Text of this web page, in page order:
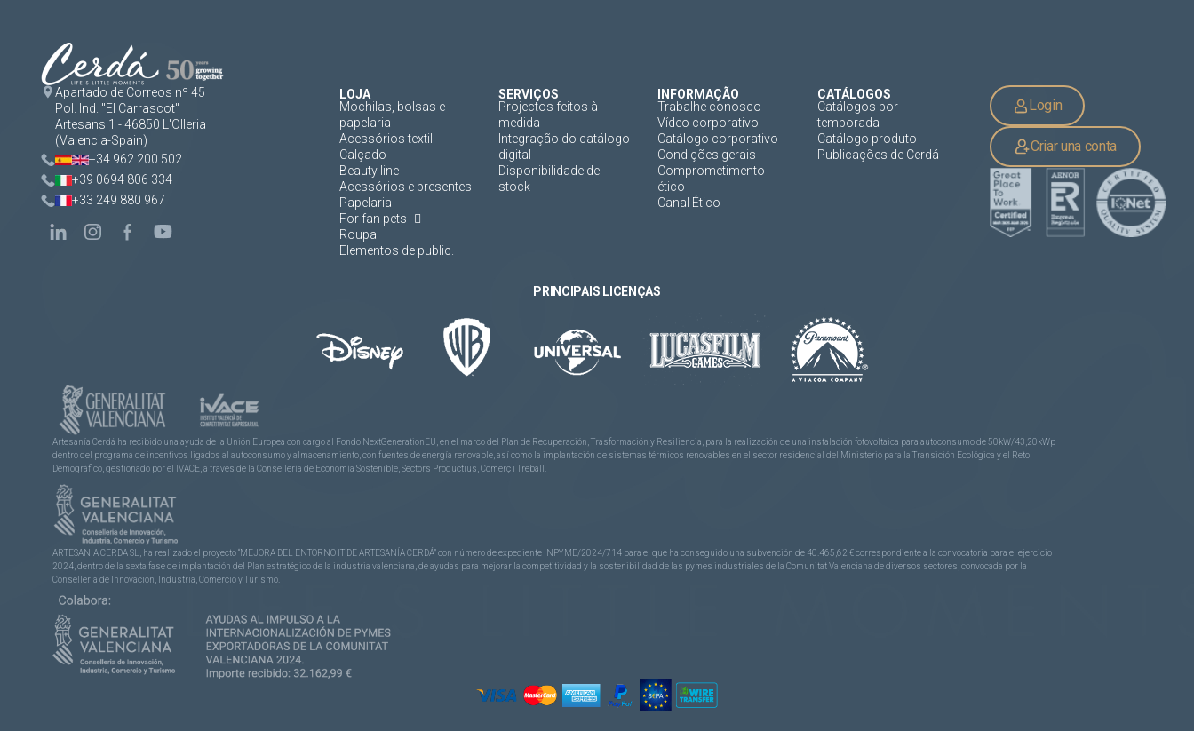
Apartado de Correos nº 45
Pol. Ind. "El Carrascot"
Artesans 1 - 46850 L'Olleria
(Valencia-Spain)
+34 962 200 502
+39 0694 806 334
+33 249 880 967
LOJA
Mochilas, bolsas e
papelaria
Acessórios textil
Calçado
Beauty line
Acessórios e presentes
Papelaria
For fan pets
Roupa
Elementos de public.
SERVIÇOS
Projectos feitos à
medida
Integração do catálogo
digital
Disponibilidade de
stock
INFORMAÇÃO
Trabalhe conosco
Vídeo corporativo
Catálogo corporativo
Condições gerais
Comprometimento
ético
Canal Ético
CATÁLOGOS
Catálogos por
temporada
Catálogo produto
Publicações de Cerdá
Login
Criar una conta
PRINCIPAIS LICENÇAS
Artesanía Cerdá ha recibido una ayuda de la Unión Europea con cargo al Fondo NextGenerationEU, en el marco del Plan de Recuperación, Trasformación y Resiliencia, para la realización de una instalación fotovoltaica para autoconsumo de 50kW/43,20kWp
dentro del programa de incentivos ligados al autoconsumo y almacenamiento, con fuentes de energía renovable, así como la implantación de sistemas térmicos renovables en el sector residencial del Ministerio para la Transición Ecológica y el Reto
Demográfico, gestionado por el IVACE, a través de la Consellería de Economía Sostenible, Sectors Productius, Comerç i Treball.
ARTESANIA CERDA SL, ha realizado el proyecto “MEJORA DEL ENTORNO IT DE ARTESANÍA CERDÁ” con número de expediente INPYME/2024/714 para el que ha conseguido una subvención de 40.465,62 € correspondiente a la convocatoria para el ejercicio
2024, dentro de la sexta fase de implantación del Plan estratégico de la industria valenciana, de ayudas para mejorar la competitividad y la sostenibilidad de las pymes industriales de la Comunitat Valenciana de diversos sectores, convocada por la
Conselleria de Innovación, Industria, Comercio y Turismo.